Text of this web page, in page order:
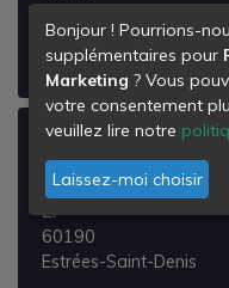
Voir les détails de la
Déchetterie de
Route de Rémy
Zi
60190
Estrées-Saint-Denis
Bonjour ! Pourrions-
supplémentaires pour
Marketing ? Vous
votre consentement
veuillez lire notre
Laissez-moi choisir